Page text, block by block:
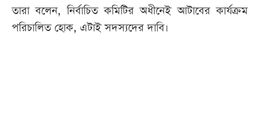
তারা বলেন, নির্বাচিত কমিটির অধীনেই আটাবের কার্যক্রম
পরিচালিত হোক, এটাই সদস্যদের দাবি।